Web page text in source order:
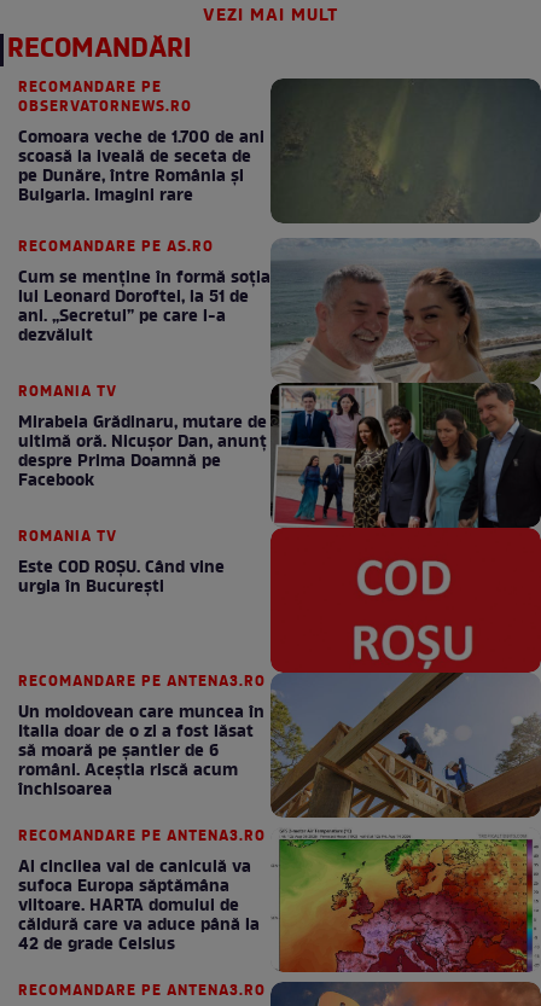
VEZI MAI MULT
RECOMANDĂRI
RECOMANDARE PE
OBSERVATORNEWS.RO
Comoara veche de 1.700 de ani
scoasă la iveală de seceta de
pe Dunăre, între România şi
Bulgaria. Imagini rare
RECOMANDARE PE AS.RO
Cum se menţine în formă soţia
lui Leonard Doroftei, la 51 de
ani. „Secretul” pe care l-a
dezvăluit
ROMANIA TV
Mirabela Grădinaru, mutare de
ultimă oră. Nicuşor Dan, anunţ
despre Prima Doamnă pe
Facebook
ROMANIA TV
Este COD ROŞU. Când vine
urgia în Bucureşti
RECOMANDARE PE ANTENA3.RO
Un moldovean care muncea în
Italia doar de o zi a fost lăsat
să moară pe şantier de 6
români. Aceștia riscă acum
închisoarea
RECOMANDARE PE ANTENA3.RO
Al cincilea val de caniculă va
sufoca Europa săptămâna
viitoare. HARTA domului de
căldură care va aduce până la
42 de grade Celsius
RECOMANDARE PE ANTENA3.RO